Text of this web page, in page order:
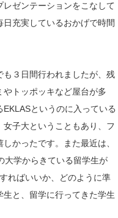
ゼンテーションをこなして
充実しているおかげで時間
３日間行われましたが、残
トッポッキなど屋台が多
というのに入っている
子大ということもあり、フ
かったです。また最近は、
大学からきている留学生が
ればいいか、どのように準
と、留学に行ってきた学生